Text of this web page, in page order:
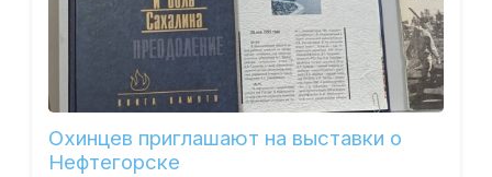
Охинцев приглашают на выставки о
Нефтегорске